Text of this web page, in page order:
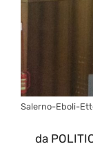
Salerno-Eboli-
da